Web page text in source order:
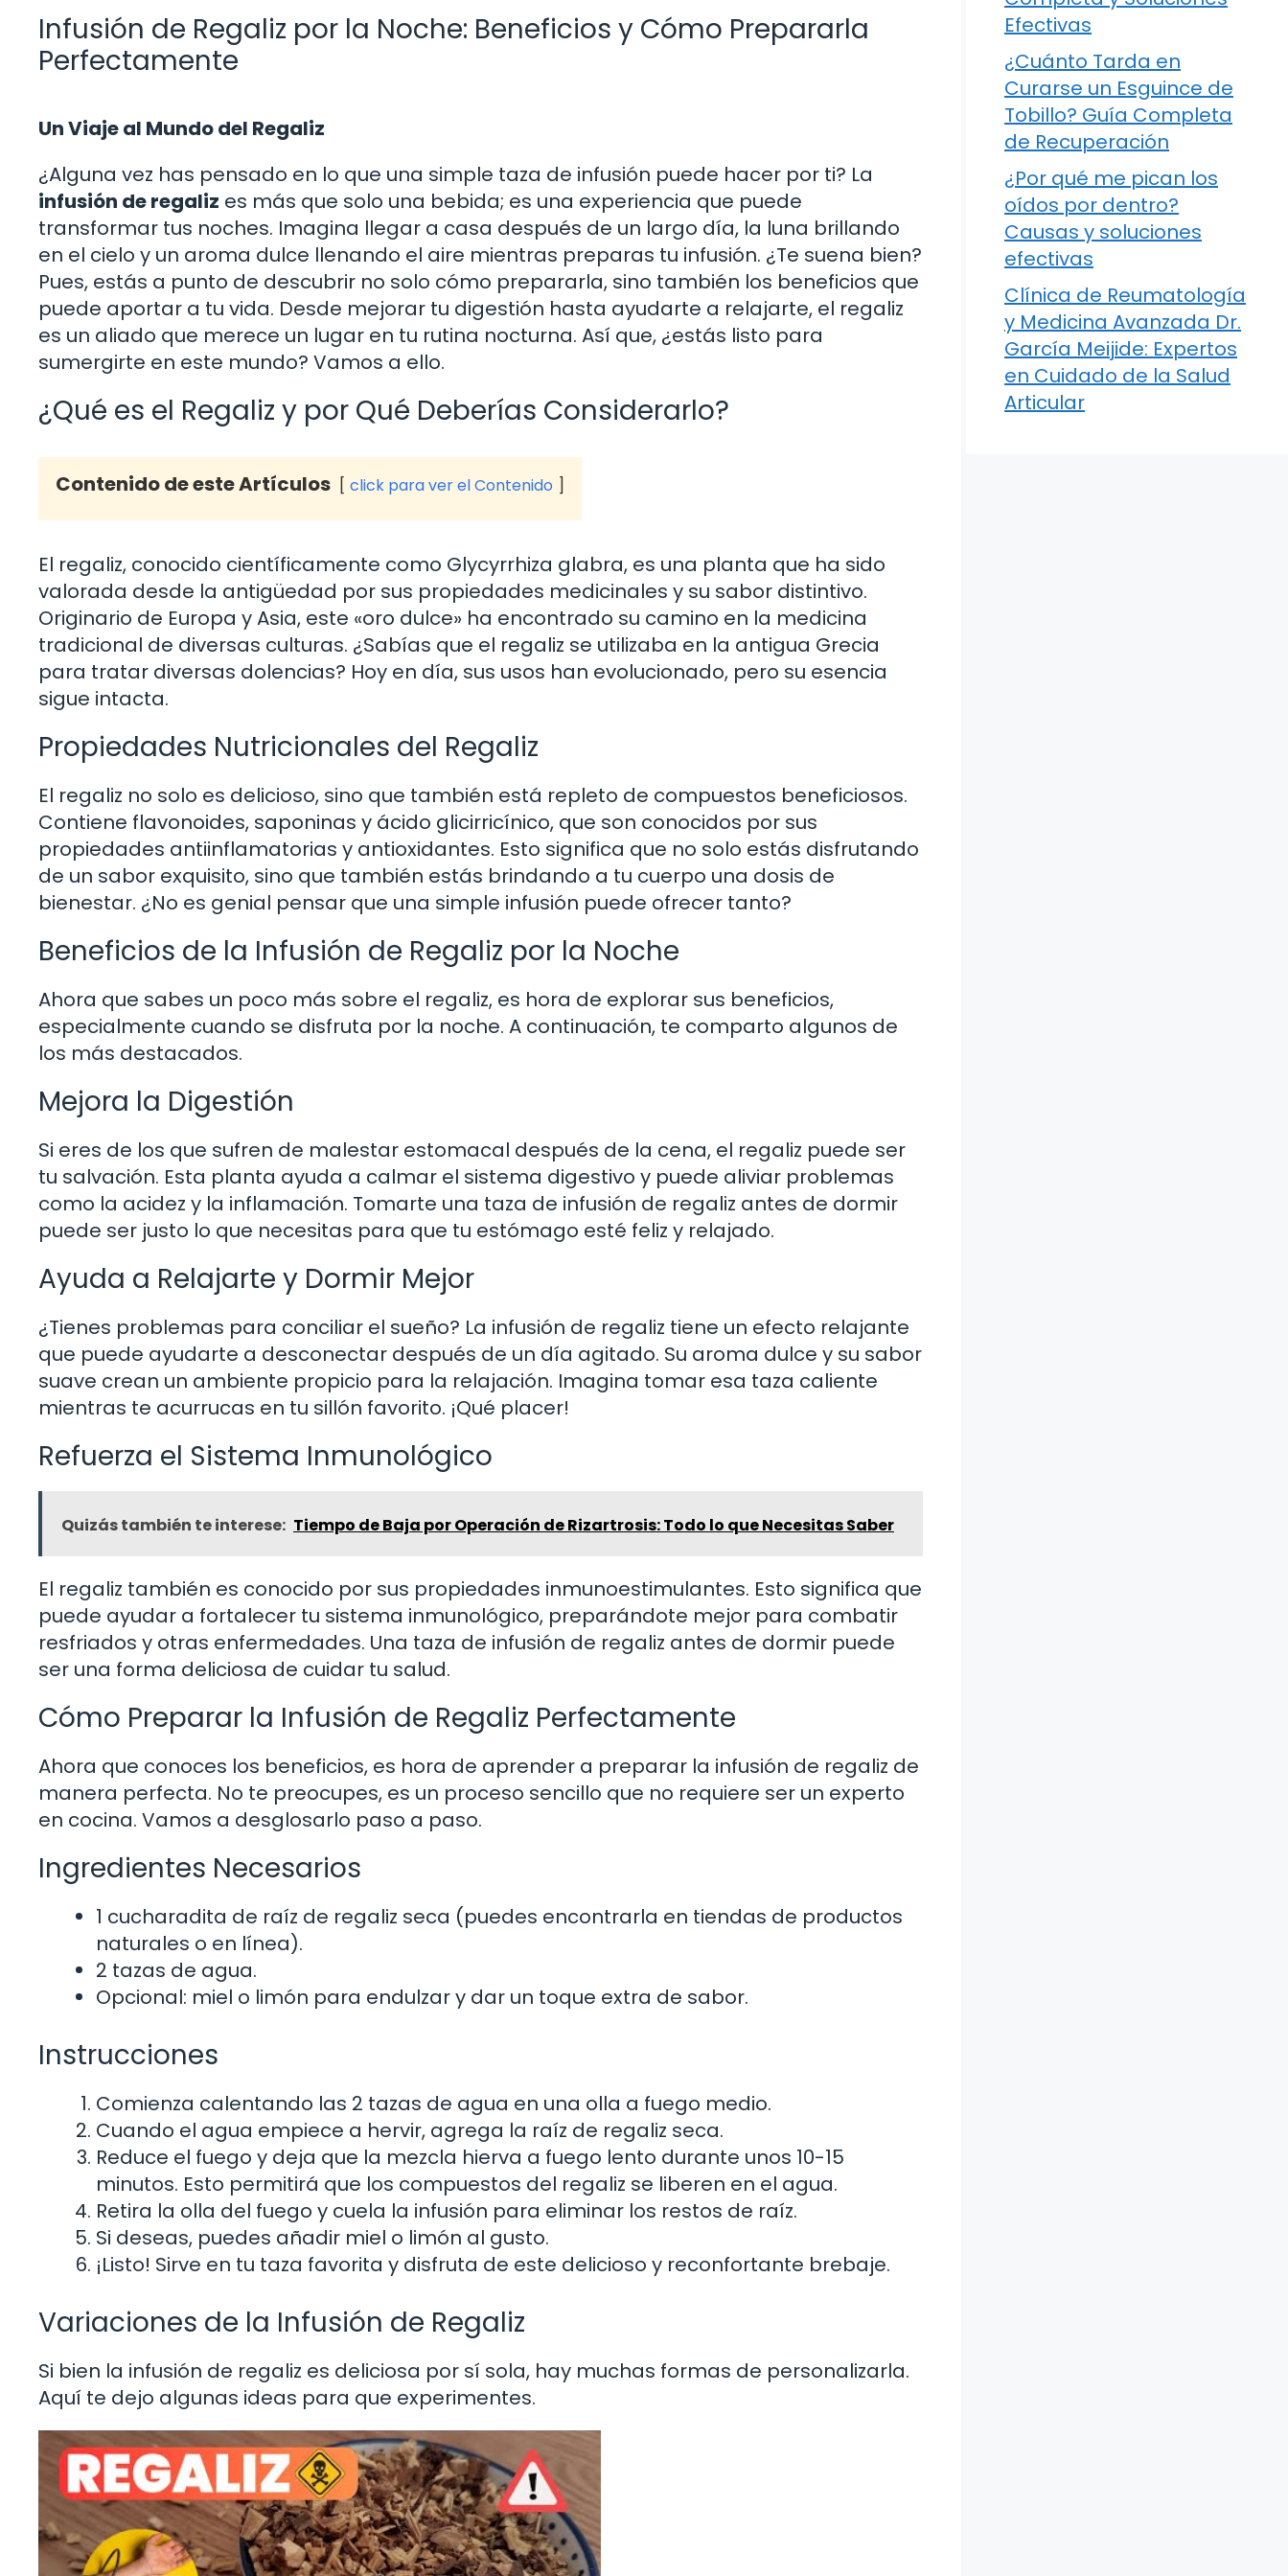
Infusión de Regaliz por la Noche: Beneficios y Cómo Prepararla
Perfectamente
Un Viaje al Mundo del Regaliz
¿Alguna vez has pensado en lo que una simple taza de infusión puede hacer por ti? La
infusión de regaliz es más que solo una bebida; es una experiencia que puede
transformar tus noches. Imagina llegar a casa después de un largo día, la luna brillando
en el cielo y un aroma dulce llenando el aire mientras preparas tu infusión. ¿Te suena bien?
Pues, estás a punto de descubrir no solo cómo prepararla, sino también los beneficios que
puede aportar a tu vida. Desde mejorar tu digestión hasta ayudarte a relajarte, el regaliz
es un aliado que merece un lugar en tu rutina nocturna. Así que, ¿estás listo para
sumergirte en este mundo? Vamos a ello.
¿Qué es el Regaliz y por Qué Deberías Considerarlo?
Contenido de este Artículos click para ver el Contenido
El regaliz, conocido científicamente como Glycyrrhiza glabra, es una planta que ha sido
valorada desde la antigüedad por sus propiedades medicinales y su sabor distintivo.
Originario de Europa y Asia, este «oro dulce» ha encontrado su camino en la medicina
tradicional de diversas culturas. ¿Sabías que el regaliz se utilizaba en la antigua Grecia
para tratar diversas dolencias? Hoy en día, sus usos han evolucionado, pero su esencia
sigue intacta.
Propiedades Nutricionales del Regaliz
El regaliz no solo es delicioso, sino que también está repleto de compuestos beneficiosos.
Contiene flavonoides, saponinas y ácido glicirricínico, que son conocidos por sus
propiedades antiinflamatorias y antioxidantes. Esto significa que no solo estás disfrutando
de un sabor exquisito, sino que también estás brindando a tu cuerpo una dosis de
bienestar. ¿No es genial pensar que una simple infusión puede ofrecer tanto?
Beneficios de la Infusión de Regaliz por la Noche
Ahora que sabes un poco más sobre el regaliz, es hora de explorar sus beneficios,
especialmente cuando se disfruta por la noche. A continuación, te comparto algunos de
los más destacados.
Mejora la Digestión
Si eres de los que sufren de malestar estomacal después de la cena, el regaliz puede ser
tu salvación. Esta planta ayuda a calmar el sistema digestivo y puede aliviar problemas
como la acidez y la inflamación. Tomarte una taza de infusión de regaliz antes de dormir
puede ser justo lo que necesitas para que tu estómago esté feliz y relajado.
Ayuda a Relajarte y Dormir Mejor
¿Tienes problemas para conciliar el sueño? La infusión de regaliz tiene un efecto relajante
que puede ayudarte a desconectar después de un día agitado. Su aroma dulce y su sabor
suave crean un ambiente propicio para la relajación. Imagina tomar esa taza caliente
mientras te acurrucas en tu sillón favorito. ¡Qué placer!
Refuerza el Sistema Inmunológico
Quizás también te interese: Tiempo de Baja por Operación de Rizartrosis: Todo lo que Necesitas Saber
El regaliz también es conocido por sus propiedades inmunoestimulantes. Esto significa que
puede ayudar a fortalecer tu sistema inmunológico, preparándote mejor para combatir
resfriados y otras enfermedades. Una taza de infusión de regaliz antes de dormir puede
ser una forma deliciosa de cuidar tu salud.
Cómo Preparar la Infusión de Regaliz Perfectamente
Ahora que conoces los beneficios, es hora de aprender a preparar la infusión de regaliz de
manera perfecta. No te preocupes, es un proceso sencillo que no requiere ser un experto
en cocina. Vamos a desglosarlo paso a paso.
Ingredientes Necesarios
1 cucharadita de raíz de regaliz seca (puedes encontrarla en tiendas de productos
naturales o en línea).
2 tazas de agua.
Opcional: miel o limón para endulzar y dar un toque extra de sabor.
Instrucciones
Comienza calentando las 2 tazas de agua en una olla a fuego medio.
Cuando el agua empiece a hervir, agrega la raíz de regaliz seca.
Reduce el fuego y deja que la mezcla hierva a fuego lento durante unos 10-15
minutos. Esto permitirá que los compuestos del regaliz se liberen en el agua.
Retira la olla del fuego y cuela la infusión para eliminar los restos de raíz.
Si deseas, puedes añadir miel o limón al gusto.
¡Listo! Sirve en tu taza favorita y disfruta de este delicioso y reconfortante brebaje.
Variaciones de la Infusión de Regaliz
Si bien la infusión de regaliz es deliciosa por sí sola, hay muchas formas de personalizarla.
Aquí te dejo algunas ideas para que experimentes.
Efectivas
¿Cuánto Tarda en
Curarse un Esguince de
Tobillo? Guía Completa
de Recuperación
¿Por qué me pican los
oídos por dentro?
Causas y soluciones
efectivas
Clínica de Reumatología
y Medicina Avanzada Dr.
García Meijide: Expertos
en Cuidado de la Salud
Articular